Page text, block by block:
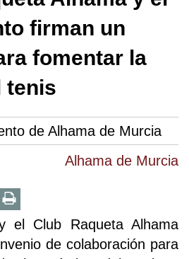
Alhama de Murcia
firman un
fomentar la
tenis
de Alhama de Murcia
el Club Raqueta Alhama
de colaboración para